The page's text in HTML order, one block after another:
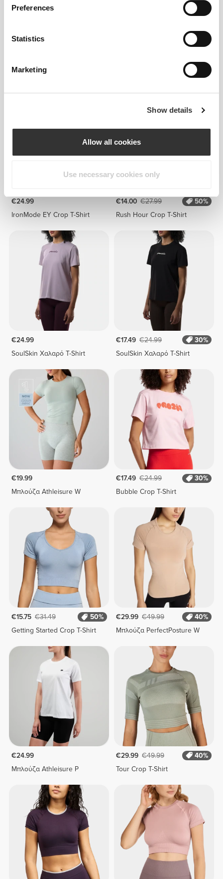
Preferences
Statistics
Marketing
Show details
Allow all cookies
Use necessary cookies only
Ivy Crop T-Shirt
50%
€24.99
IronMode EY Crop T-Shirt
€14.00 €27.99
50%
Rush Hour Crop T-Shirt
€24.99
SoulSkin Χαλαρό T-Shirt
€17.49 €24.99
30%
SoulSkin Χαλαρό T-Shirt
€19.99
Μπλούζα Athleisure W
€17.49 €24.99
30%
Bubble Crop T-Shirt
€15.75 €31.49
50%
Getting Started Crop T-Shirt
€29.99 €49.99
40%
Μπλούζα PerfectPosture W
€24.99
Μπλούζα Athleisure P
€29.99 €49.99
40%
Tour Crop T-Shirt